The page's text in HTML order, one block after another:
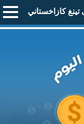
تينغ كازاخستاني